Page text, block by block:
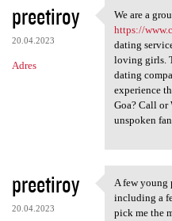
preetiroy
20.04.2023
Adres
We are a
We are a
https://
dating
loving girls.
dating
experience
Goa? Call
unspoken
preetiroy
20.04.2023
A few
A few young
including a
pick me the